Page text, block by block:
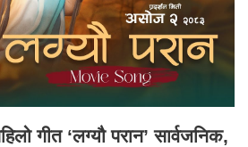
गीत ‘लग्यौ परान’ सार्वजनिक,